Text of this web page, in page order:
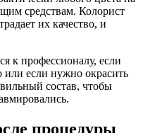
средствам. Колорист
их качество, и
к профессионалу, если
или если нужно окрасить
состав, чтобы
процедуры